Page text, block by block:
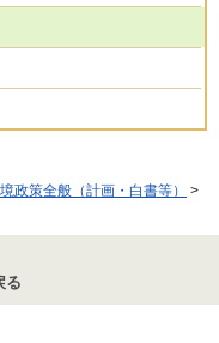
政策全般（計画・白書等）
>
る